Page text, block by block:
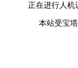
正在进行人机
本站受宝